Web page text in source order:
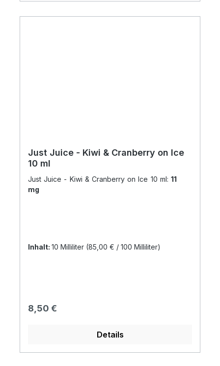
Just Juice - Kiwi & Cranberry on Ice
10 ml
Just Juice - Kiwi & Cranberry on Ice 10 ml: 11
mg
Inhalt: 10 Milliliter (85,00 € / 100 Milliliter)
Regulärer Preis:
8,50 €
Details